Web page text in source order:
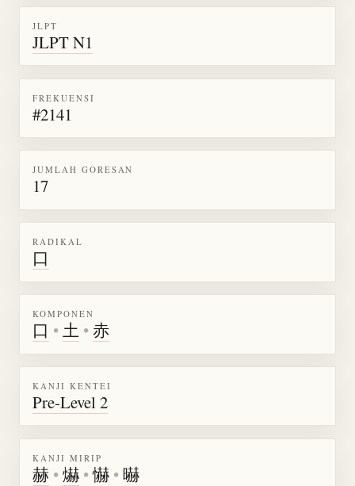
JLPT
JLPT N1
FREKUENSI
#2141
JUMLAH GORESAN
17
RADIKAL
口
KOMPONEN
口 •土 •赤
KANJI KENTEI
Pre-Level 2
KANJI MIRIP
赫 •爀 •懗 •㬨